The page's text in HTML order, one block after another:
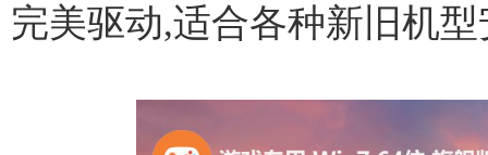
完美驱动,适合各种新旧机